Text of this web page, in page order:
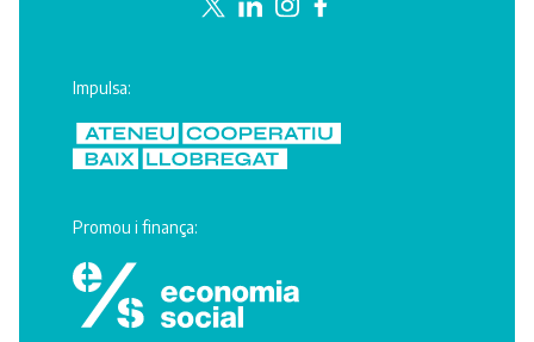
Impulsa:
Promou i finança: